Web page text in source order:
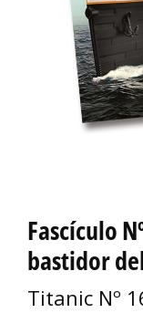
Fascículo
bastidor
Titanic Nº